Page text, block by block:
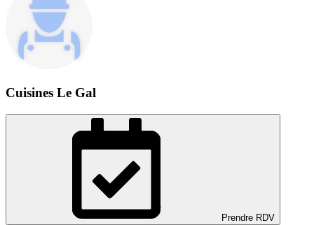
Cuisines Le Gal
Prendre RDV